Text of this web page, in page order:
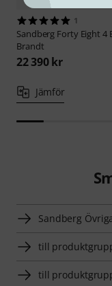
1
Sandberg Forty Eight 4
Brandt
22 390 kr
Jämför
Sandberg
till
till